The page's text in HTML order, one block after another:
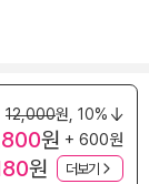
12,000원, 10%
원 + 600원
원 더보기